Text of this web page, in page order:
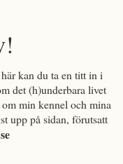
kan du ta en titt in i
det (h)underbara livet
min kennel och mina
upp på sidan, förutsatt